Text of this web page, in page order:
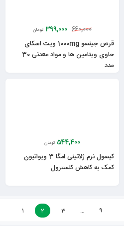
660,000
399,000 تومان
قرص جینسو 1000mg ویت اسکای
حاوی ویتامین ها و مواد معدنی 30
عدد
544,400 تومان
کپسول نرم ژلاتینی امگا 3 ویواتیون
کمک به کاهش کلسترول
1 2 3 … 9